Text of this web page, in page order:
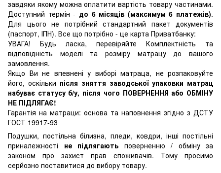
завдяки якому можна оплатити вартість товару частинами.
Доступний термін - до 6 місяців (максимум 6 платежів).
Для цього не потрібний стандартний пакет документів
(паспорт, ІПН). Все що потрібно - це карта Приватбанку:
УВАГА! Будь ласка, перевіряйте Комплектність та
відповідність моделі та розміру матрацу до вашого
замовлення.
Якщо Ви не впевнені у виборі матраца, не розпаковуйте
його, оскільки після зняття заводської упаковки матрац
набуває статусу б/у, після чого ПОВЕРНЕННЯ або ОБМІНУ
НЕ ПІДЛЯГАЄ!
Гарантія на матраци: основа та наповнення згідно з ДСТУ
ГОСТ 19917-93
Подушки, постільна білизна, пледи, ковдри, інші постільні
приналежності не підлягають поверненню / обміну за
законом про захист прав споживачів. Тому просимо
серйозно поставитися до вибору товару.